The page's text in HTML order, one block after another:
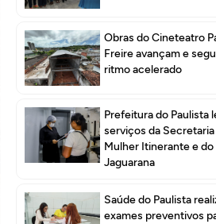
Obras do Cineteatro
Freire avançam e
ritmo acelerado
Prefeitura do Paulista
serviços da Secretaria
Mulher Itinerante e do
Jaguarana
Saúde do Paulista
exames preventivos